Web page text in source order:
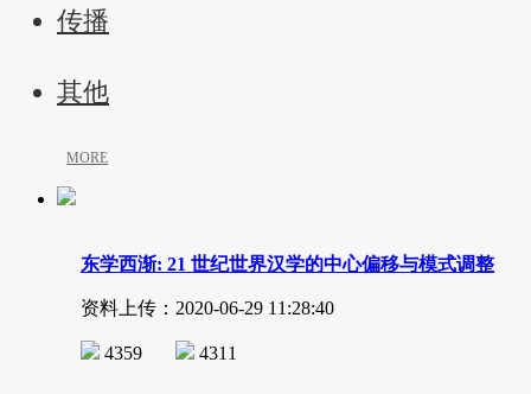
传播
其他
MORE
东学西渐: 21 世纪世界汉学的中心偏移与模式调整
资料上传：2020-06-29 11:28:40
4359 4311